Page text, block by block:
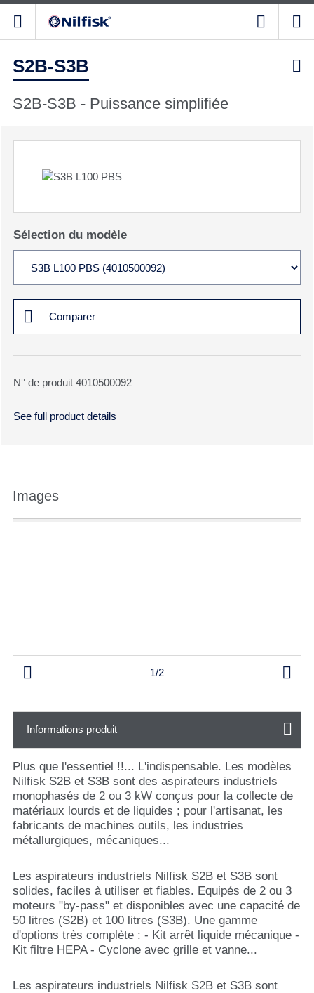
S2B-S3B 
S2B-S3B - Puissance simplifiée
Sélection du modèle
Comparer
N° de produit 4010500092
See full product details
Images
 1/2 
Informations produit
Plus que l'essentiel !!... L'indispensable. Les modèles
Nilfisk S2B et S3B sont des aspirateurs industriels
monophasés de 2 ou 3 kW conçus pour la collecte de
matériaux lourds et de liquides ; pour l'artisanat, les
fabricants de machines outils, les industries
métallurgiques, mécaniques...
Les aspirateurs industriels Nilfisk S2B et S3B sont
solides, faciles à utiliser et fiables. Equipés de 2 ou 3
moteurs "by-pass" et disponibles avec une capacité de
50 litres (S2B) et 100 litres (S3B). Une gamme
d'options très complète : - Kit arrêt liquide mécanique -
Kit filtre HEPA - Cyclone avec grille et vanne...
Les aspirateurs industriels Nilfisk S2B et S3B sont